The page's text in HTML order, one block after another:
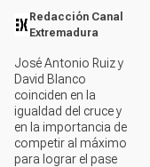
Redacción Canal
Extremadura
José Antonio Ruiz y
David Blanco
coinciden en la
igualdad del cruce y
en la importancia de
competir al máximo
para lograr el pase